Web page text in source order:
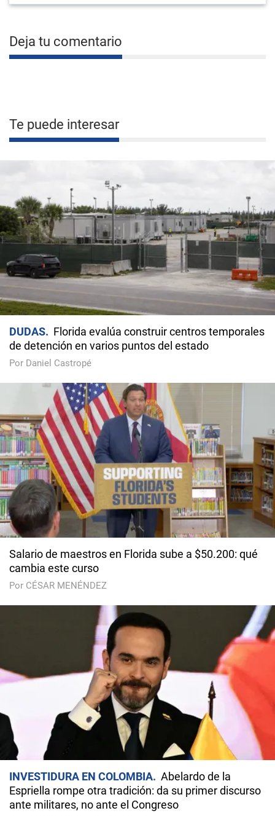
Deja tu comentario
Te puede interesar
DUDAS
Florida evalúa construir centros temporales
de detención en varios puntos del estado
Por Daniel Castropé
Salario de maestros en Florida sube a $50.200: qué
cambia este curso
Por CÉSAR MENÉNDEZ
INVESTIDURA EN COLOMBIA
Abelardo de la
Espriella rompe otra tradición: da su primer discurso
ante militares, no ante el Congreso